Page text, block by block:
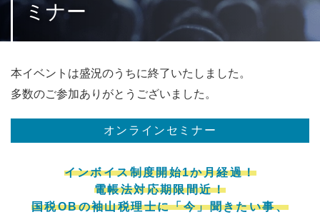
ミナー
本イベントは盛況のうちに終了いたしました。
多数のご参加ありがとうございました。
オンラインセミナー
インボイス制度開始1か月経過！
電帳法対応期限間近！
国税OBの袖山税理士に「今」聞きたい事、